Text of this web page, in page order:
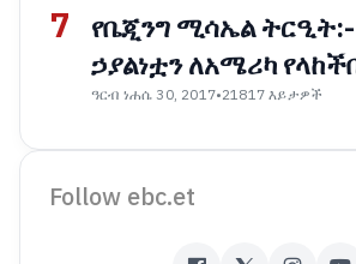
7
የቤጂንግ ሚሳኤል
ኃያልነቷን ለአሜሪካ
ዓርብ ነሐሴ 30, 2017•21817 እይታዎች
Follow ebc.et